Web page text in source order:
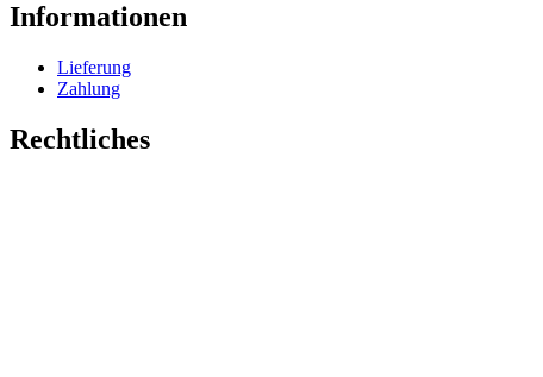
Informationen
Lieferung
Zahlung
Rechtliches